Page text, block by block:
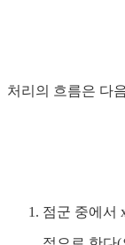
처리의 흐름은 다
점군 중에서